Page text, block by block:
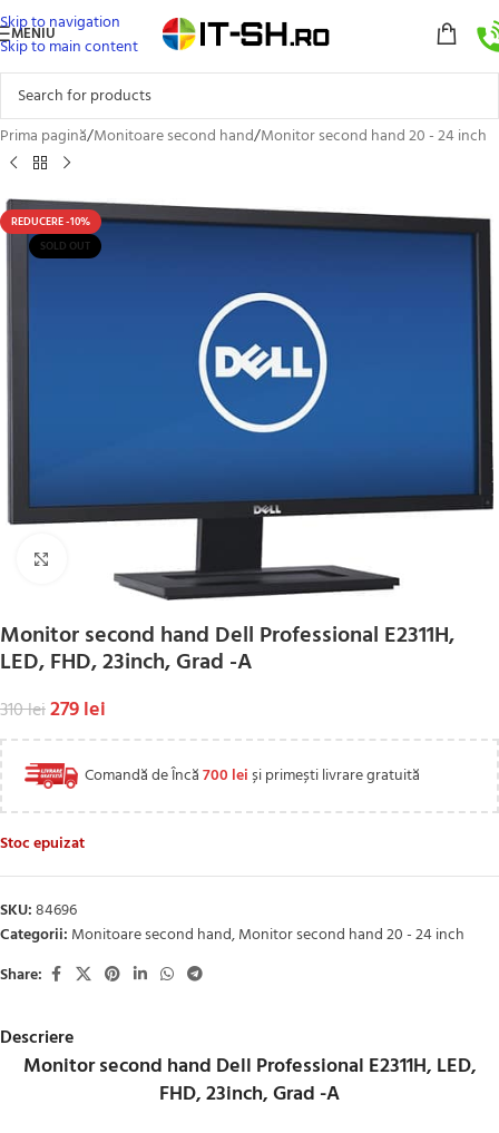
Skip to navigation
Skip to main content
MENIU
Prima pagină/Monitoare second hand/Monitor second hand 20 - 24 inch
REDUCERE -10%
SOLD OUT
Monitor second hand Dell Professional E2311H,
LED, FHD, 23inch, Grad -A
310lei279lei
Comandă de Încă700 leiși primești livrare gratuită
Stoc epuizat
SKU:84696
Categorii: Monitoare second hand,Monitor second hand 20 - 24 inch
Share:
Descriere
Monitor second hand Dell Professional E2311H, LED,
FHD, 23inch, Grad -A